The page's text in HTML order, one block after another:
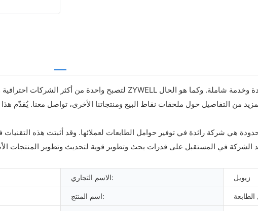
من التفاصيل حول ملحقات نقاط البيع ومنتجاتنا الأخرى، تواصل معنا. يُقدّم
هي شركة رائدة في توفير حوامل الطابعات لعملائها. وقد أثبتت هذه
في المستقبل على قدرات بحث وتطوير قوية لتحديث وتطوير المنتجات
الاسم التجاري: زيويل
اسم المنتج: